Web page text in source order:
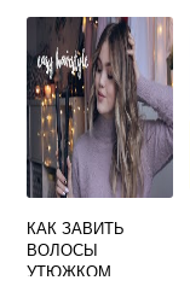
КАК ЗАВИТЬ
ВОЛОСЫ
УТЮЖКОМ